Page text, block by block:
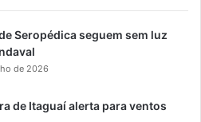
Seropédica seguem sem luz
de 2026
de Itaguaí alerta para ventos